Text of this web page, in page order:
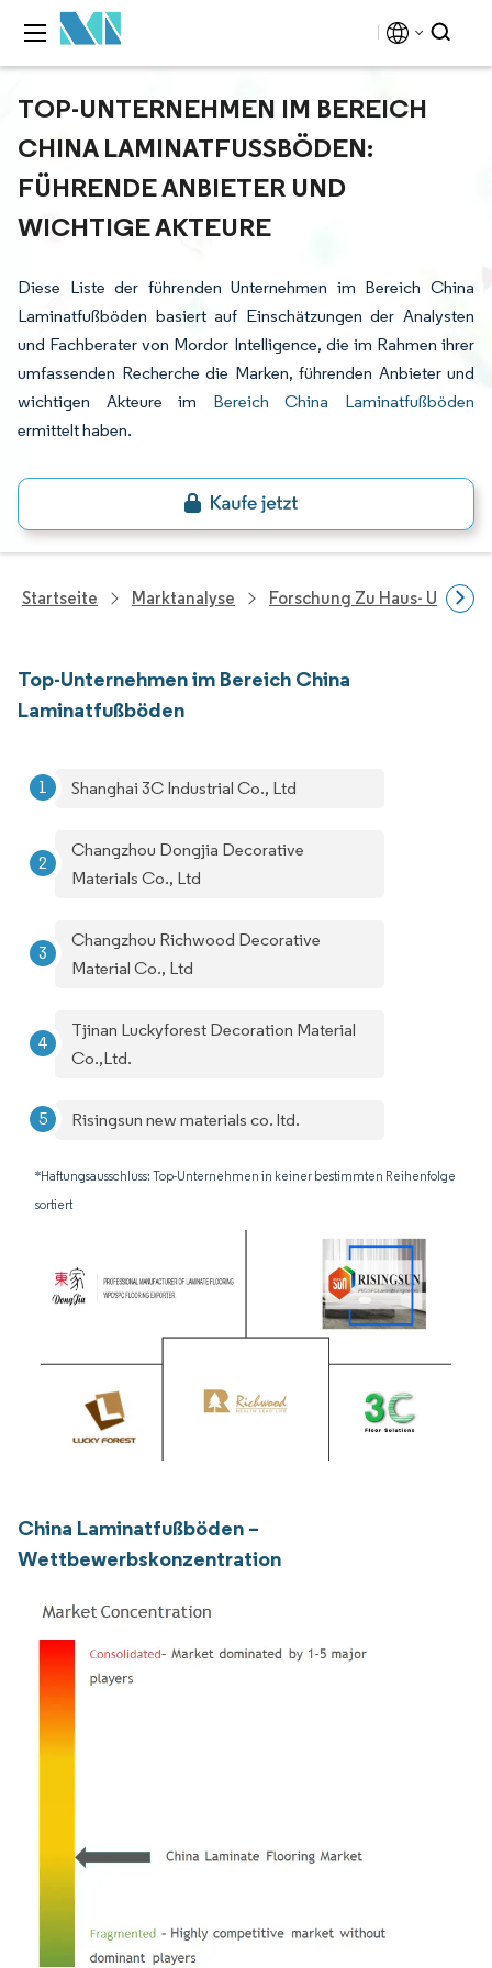
TOP-UNTERNEHMEN IM BEREICH
CHINA LAMINATFUSSBÖDEN: F
ÜHRENDE ANBIETER UND W
ICHTIGE AKTEURE
Diese Liste der führenden Unternehmen im Bereich China
Laminatfußböden basiert auf Einschätzungen der Analysten
und Fachberater von Mordor Intelligence, die im Rahmen ihrer
umfassenden Recherche die Marken, führenden Anbieter und
wichtigen Akteure im Bereich China Laminatfußböden
ermittelt haben.
Startseite Marktanalyse Forschung Zu Haus- Und
Top-Unternehmen im Bereich China
Laminatfußböden
Shanghai 3C Industrial Co., Ltd
Changzhou Dongjia Decorative
Materials Co., Ltd
Changzhou Richwood Decorative
Material Co., Ltd
Tjinan Luckyforest Decoration Material
Co.,Ltd.
Risingsun new materials co. ltd.
*Haftungsausschluss: Top-Unternehmen in keiner bestimmten Reihenfolge
sortiert
China Laminatfußböden –
Wettbewerbskonzentration